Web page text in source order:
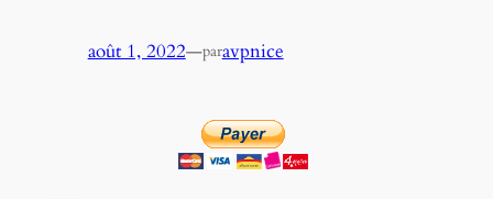
août 1, 2022—paravpnice